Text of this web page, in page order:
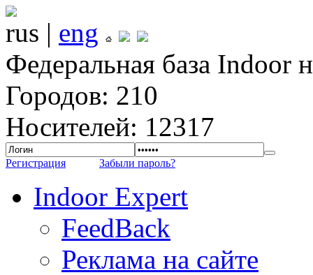
rus | eng
Федеральная база Indoor
Городов: 210
Носителей: 12317
Регистрация Забыли пароль?
Indoor Expert
FeedBack
Реклама на сайте